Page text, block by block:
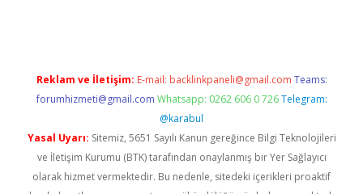
Reklam ve İletişim: E-mail: backlinkpaneli@gmail.com Teams:
forumhizmeti@gmail.com Whatsapp: 0262 606 0 726 Telegram:
@karabul
Yasal Uyarı: Sitemiz, 5651 Sayılı Kanun gereğince Bilgi Teknolojileri
ve İletişim Kurumu (BTK) tarafından onaylanmış bir Yer Sağlayıcı
olarak hizmet vermektedir. Bu nedenle, sitedeki içerikleri proaktif